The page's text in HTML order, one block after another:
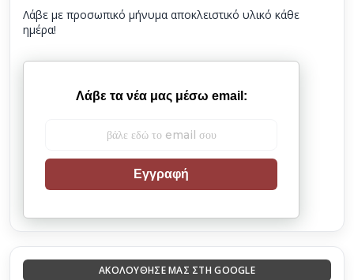
Λάβε με προσωπικό μήνυμα αποκλειστικό υλικό κάθε
ημέρα!
Λάβε τα νέα μας μέσω email:
Εγγραφή
ΑΚΟΛΟΎΘΗΣΈ ΜΑΣ ΣΤΗ GOOGLE